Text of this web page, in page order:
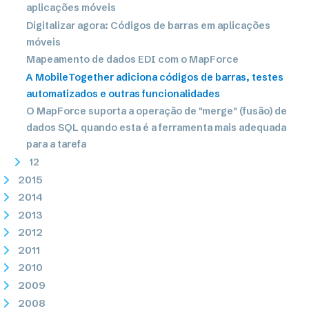
aplicações móveis
Digitalizar agora: Códigos de barras em aplicações
móveis
Mapeamento de dados EDI com o MapForce
A MobileTogether adiciona códigos de barras, testes
automatizados e outras funcionalidades
O MapForce suporta a operação de "merge" (fusão) de
dados SQL quando esta é a ferramenta mais adequada
para a tarefa
12
2015
2014
2013
2012
2011
2010
2009
2008